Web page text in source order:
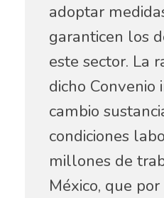
adoptar
garanticen los
este sector. La
dicho
cambio
condiciones
millones de
México, que